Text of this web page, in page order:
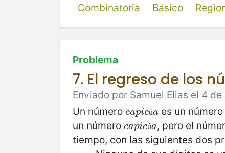
Combinatoria
Básico
Problema
7. El regreso de los
Enviado por Samuel Elias el 4
Un número capicúa
capicúaes un
un número capicúa
capicúa, pero el
tiempo, con las siguientes dos